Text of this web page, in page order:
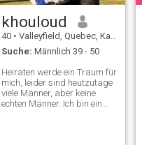
khouloud
40 • Valleyfield, Quebec, Kanada
Suche: Männlich 39 - 50
Heiraten werde ein Traum für
mich, leider sind heutzutage
viele Männer, aber keine
echten Männer. Ich bin ein